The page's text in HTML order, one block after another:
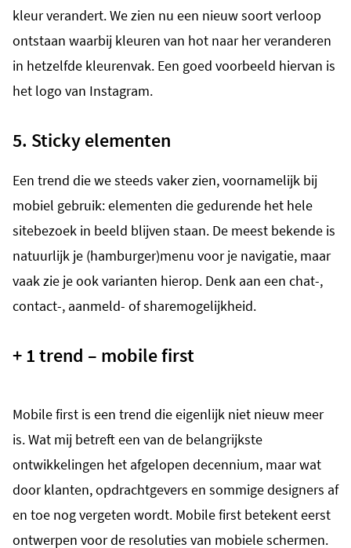
kleur verandert. We zien nu een nieuw soort verloop
ontstaan waarbij kleuren van hot naar her veranderen
in hetzelfde kleurenvak. Een goed voorbeeld hiervan is
het logo van Instagram.
5. Sticky elementen
Een trend die we steeds vaker zien, voornamelijk bij
mobiel gebruik: elementen die gedurende het hele
sitebezoek in beeld blijven staan. De meest bekende is
natuurlijk je (hamburger)menu voor je navigatie, maar
vaak zie je ook varianten hierop. Denk aan een chat-,
contact-, aanmeld- of sharemogelijkheid.
+ 1 trend – mobile first
Mobile first is een trend die eigenlijk niet nieuw meer
is. Wat mij betreft een van de belangrijkste
ontwikkelingen het afgelopen decennium, maar wat
door klanten, opdrachtgevers en sommige designers af
en toe nog vergeten wordt. Mobile first betekent eerst
ontwerpen voor de resoluties van mobiele schermen.